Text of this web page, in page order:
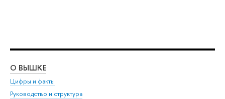
О ВЫШКЕ
Цифры и факты
Руководство и структура